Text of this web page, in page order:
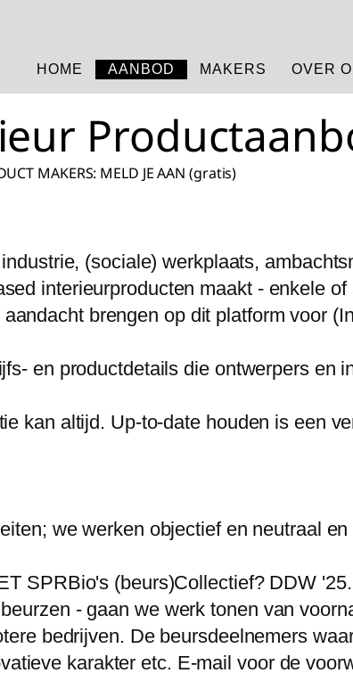
HOME AANBOD MAKERS OVER
MAKERS: MELD JE AAN (gratis)
(sociale) werkplaats,
interieurproducten maakt - enkele
brengen op dit platform voor
en productdetails die ontwerpers en
kan altijd. Up-to-date houden is een
we werken objectief en neutraal
SPRBio's (beurs)Collectief? DDW '25.
- gaan we werk tonen van
bedrijven. De beursdeelnemers
karakter etc. E-mail voor de